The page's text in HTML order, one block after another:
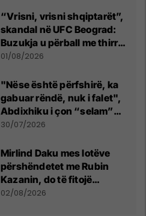
“Vrisni, vrisni shqiptarët”,
skandal në UFC Beograd:
Buzukja u përball me thirrje
anti-shqiptare nga
01/08/2026
"Nëse është përfshirë, ka
gabuar rëndë, nuk i falet",
Abdixhiku i çon “selam”
Përparim Ramës
30/07/2026
Mirlind Daku mes lotëve
përshëndetet me Rubin
Kazanin, do të fitojë
miliona te Spartak Moska
02/08/2026